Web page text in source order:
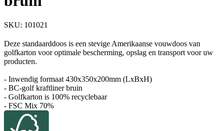
SKU: 101021
Deze standaarddoos is een stevige Amerikaanse vouwdoos van
golfkarton voor optimale bescherming, opslag en transport voor uw
producten.
- Inwendig formaat 430x350x200mm (LxBxH)
- BC-golf kraftliner bruin
- Golfkarton is 100% recyclebaar
- FSC Mix 70%